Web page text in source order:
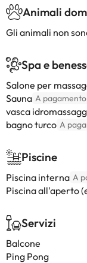
Animali
Gli animali non
Spa e
Salone per
Sauna A pagamento
vasca
bagno turco A
Piscine
Piscina interna A
Piscina all'aperto
Servizi
Balcone
Ping Pong